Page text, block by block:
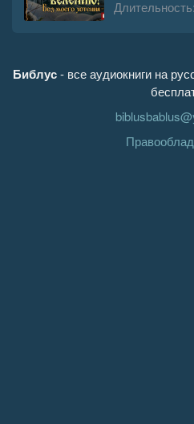
Длительность:
Библус- все аудиокниги на